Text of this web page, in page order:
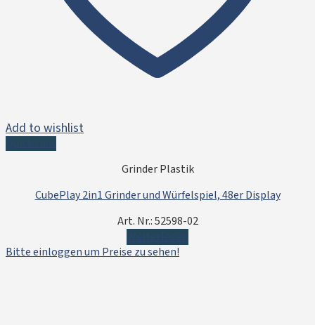
Add to wishlist
Grinder Plastik
CubePlay 2in1 Grinder und Würfelspiel, 48er Display
Art. Nr.: 52598-02
Bitte einloggen um Preise zu sehen!